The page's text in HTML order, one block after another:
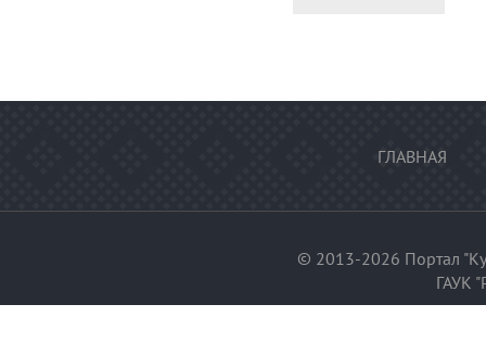
ГЛАВНАЯ
© 2013-2026 Портал
ГАУК